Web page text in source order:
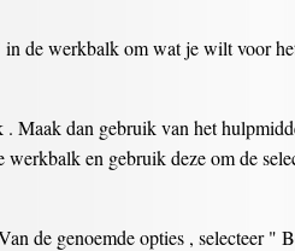
de werkbalk om wat je wilt voor
Maak dan gebruik van het
en gebruik deze om de
de genoemde opties , selecteer "